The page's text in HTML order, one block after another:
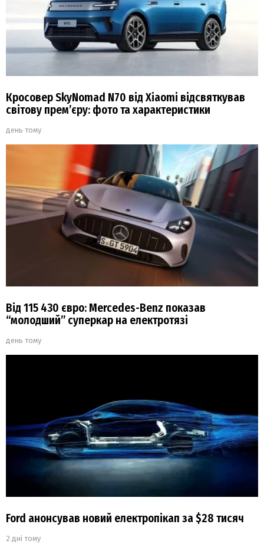
Кросовер SkyNomad N70 від Xiaomi відсвяткував
світову прем’єру: фото та характеристики
день тому
Від 115 430 євро: Mercedes-Benz показав
“молодший” суперкар на електротязі
день тому
Ford анонсував новий електропікап за $28 тисяч
2 дні тому